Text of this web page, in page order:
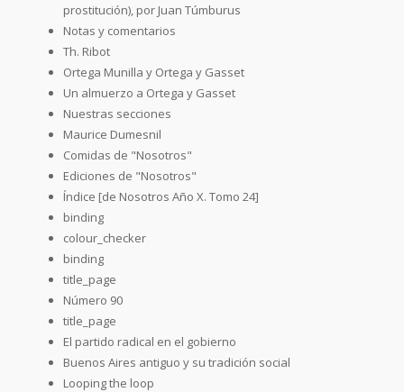
prostitución), por Juan Túmburus
Notas y comentarios
Th. Ribot
Ortega Munilla y Ortega y Gasset
Un almuerzo a Ortega y Gasset
Nuestras secciones
Maurice Dumesnil
Comidas de "Nosotros"
Ediciones de "Nosotros"
Índice [de Nosotros Año X. Tomo 24]
binding
colour_checker
binding
title_page
Número 90
title_page
El partido radical en el gobierno
Buenos Aires antiguo y su tradición social
Looping the loop